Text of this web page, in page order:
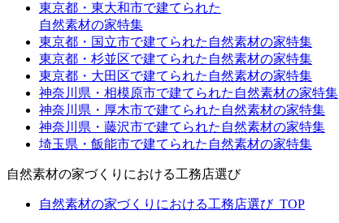
東京都・東大和市で建てられた
自然素材の家特集
東京都・国立市で建てられた自然素材の家特集
東京都・杉並区で建てられた自然素材の家特集
東京都・大田区で建てられた自然素材の家特集
神奈川県・相模原市で建てられた自然素材の家特集
神奈川県・厚木市で建てられた自然素材の家特集
神奈川県・藤沢市で建てられた自然素材の家特集
埼玉県・飯能市で建てられた自然素材の家特集
自然素材の家づくりにおける工務店選び
自然素材の家づくりにおける工務店選び_TOP